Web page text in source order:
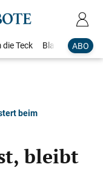
ABO
die Teck Blaulicht
beim
bleibt